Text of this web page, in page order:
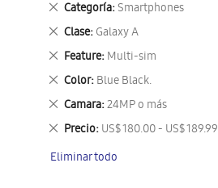
Categoría Smartphones
Eliminar
este
artículo
Clase Galaxy A
Eliminar
este
artículo
Feature Multi-sim
Eliminar
este
artículo
Color Blue Black.
Eliminar
este
artículo
Camara 24MP o más
Eliminar
este
artículo
Precio US$ 180.00 - US$ 189.99
Eliminar
artículo
Eliminar todo